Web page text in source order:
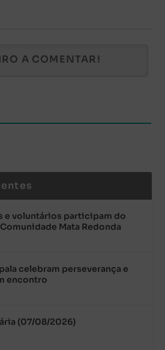
e voluntários participam do
Mata Redonda
celebram perseverança e
encontro
(07/08/2026)